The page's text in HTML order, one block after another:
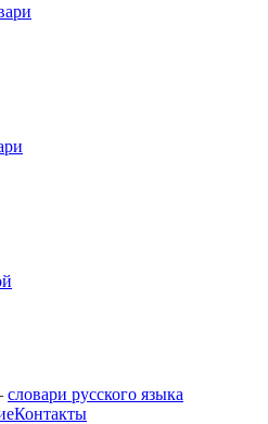
словари русского языка
Контакты